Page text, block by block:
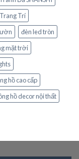
Trí
đèn led tròn
mặt trời
hồ cao cấp
hồ decor nội thất